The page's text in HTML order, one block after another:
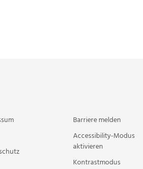
Barriere melden
Accessibility-Modus
aktivieren
Kontrastmodus